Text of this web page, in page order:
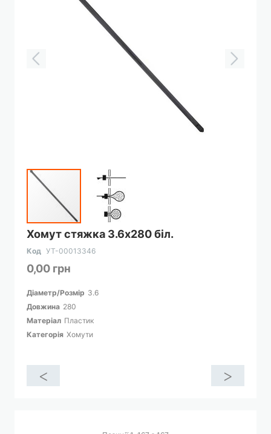
Хомут стяжка 3.6х280 біл.
Код УТ-00013346
0,00 грн
Діаметр/Розмір 3.6
Довжина 280
Матеріал Пластик
Категорія Хомути
Перейти
до
початку
зображень
< >